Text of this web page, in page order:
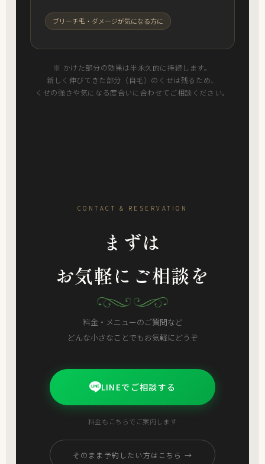
ブリーチ毛・ダメージが気になる方に
※ かけた部分の効果は半永久的に持続します。
新しく伸びてきた部分（自毛）のくせは残るため、
くせの強さや気になる度合いに合わせてご相談ください。
CONTACT & RESERVATION
まずは
お気軽にご相談を
料金・メニューのご質問など
どんな小さなことでもお気軽にどうぞ
LINEでご相談する
料金もこちらでご案内します
そのまま予約したい方はこちら →